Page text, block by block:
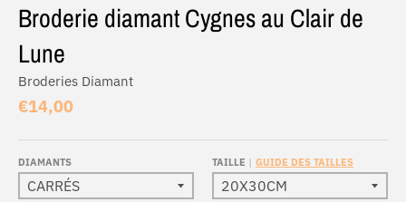
Broderie diamant Cygnes au Clair de
Lune
Broderies Diamant
€14,00
DIAMANTS TAILLE GUIDE DES TAILLES